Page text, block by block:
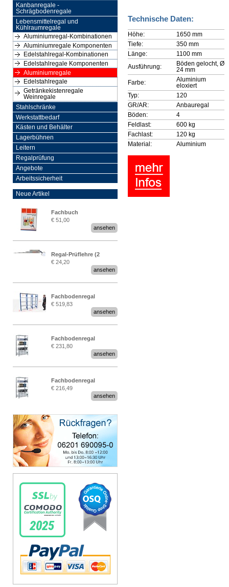
Kanbanregale -
Schrägbodenregale
Lebensmittelregal und
Kühlraumregale
Aluminiumregal-Kombinationen
Aluminiumregale Komponenten
Edelstahlregal-Kombinationen
Edelstahlregale Komponenten
Aluminiumregale
Edelstahlregale
Getränkekistenregale
Weinregale
Stahlschränke
Werkstattbedarf
Kästen und Behälter
Lagerbühnen
Leitern
Regalprüfung
Angebote
Arbeitssicherheit
Neue Artikel
Fachbuch
„Regalprüfung nach DIN
€ 51,00
ansehen
Regal-Prüflehre (2
Stück)
€ 24,20
ansehen
Fachbodenregal
Stecksystem MultiPlus
2,25 Meter breit
€ 519,83
ansehen
Fachbodenregal
Stecksystem MultiPlus
€ 231,80
ansehen
Fachbodenregal
Stecksystem MultiPlus
€ 216,49
ansehen
Technische Daten:
Höhe:
1650 mm
Tiefe:
350 mm
Länge:
1100 mm
Ausführung:
Böden gelocht, Ø
24 mm
Farbe:
Aluminium
eloxiert
Typ:
120
GR/AR:
Anbauregal
Böden:
4
Feldlast:
600 kg
Fachlast:
120 kg
Material:
Aluminium